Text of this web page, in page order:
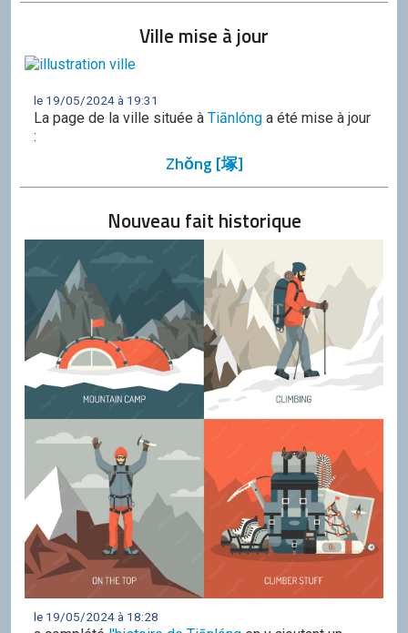
Ville mise à jour
le 19/05/2024 à 19:31
La page de la ville située à Tiānlóng a été mise à jour
:
Zhǒng [塚]
Nouveau fait historique
le 19/05/2024 à 18:28